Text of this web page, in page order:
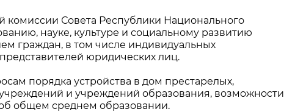
комиссии Совета Республики Национального
науке, культуре и социальному развитию
граждан, в том числе индивидуальных
юридических лиц.
порядка устройства в дом престарелых,
и учреждений образования, возможности
общем среднем образовании.